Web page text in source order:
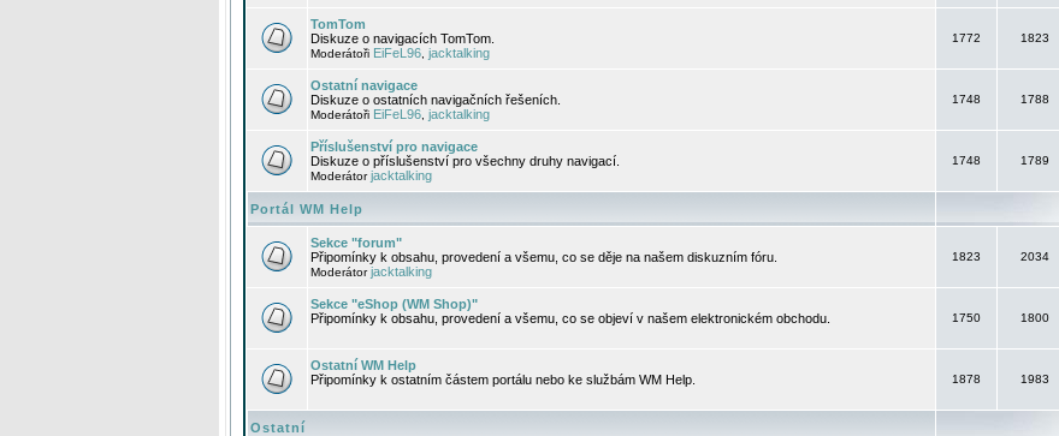
TomTom
Diskuze o navigacích TomTom.
Moderátoři EiFeL96 jacktalking
1772 1823
Ostatní navigace
Diskuze o ostatních navigačních řešeních.
Moderátoři EiFeL96 jacktalking
1748 1788
Příslušenství pro navigace
Diskuze o příslušenství pro všechny druhy navigací.
Moderátorjacktalking
1748 1789
Portál WM Help
Sekce "forum"
Připomínky k obsahu, provedení a všemu, co se děje na našem diskuzním fóru.
Moderátorjacktalking
1823 2034
Sekce "eShop (WM Shop)"
Připomínky k obsahu, provedení a všemu, co se objeví v našem elektronickém obchodu.
1750 1800
Ostatní WM Help
Připomínky k ostatním částem portálu nebo ke službám WM Help.
1878 1983
Ostatní